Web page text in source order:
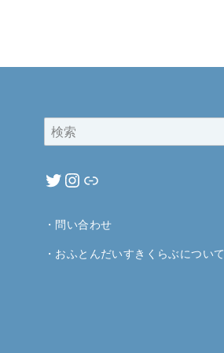
・ 問い合わせ
・ おふとんだいすきくらぶについて